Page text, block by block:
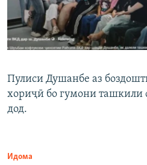
Пулиси Душанбе аз
хориҷӣ бо гумони ташкили
дод.
Идома